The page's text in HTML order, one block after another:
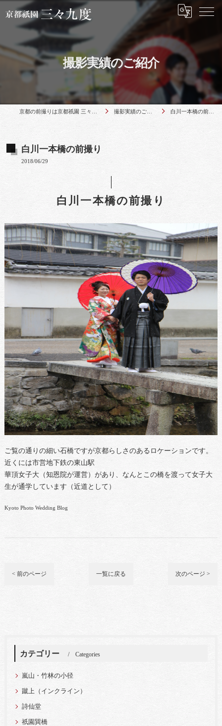
撮影実績のご紹介
撮影実績のご紹介 白川一本橋の前撮り
白川一本橋の前撮り
2018/06/29
白川一本橋の前撮り
ご覧の通りの細い石橋ですが京都らしさのあるロケーションです。
近くには市営地下鉄の東山駅
華頂女子大（知恩院が運営）があり、なんとこの橋を渡って女子大
生が通学しています（近道として）
Kyoto Photo Wedding Blog
< 前のページ 一覧に戻る 次のページ >
カテゴリー Categories
嵐山・竹林の小径
蹴上（インクライン）
詩仙堂
祇園巽橋